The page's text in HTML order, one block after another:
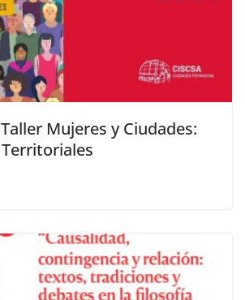
Mujeres y Ciudades: